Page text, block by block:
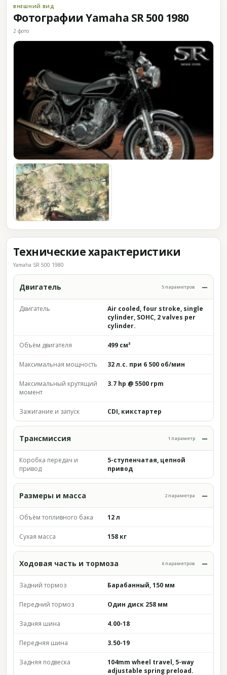
ВНЕШНИЙ ВИД
Фотографии Yamaha SR 500 1980
2 фото
Технические характеристики
Yamaha SR 500 1980
Двигатель 5 параметров
Двигатель
Air cooled, four stroke, single
cylinder, SOHC, 2 valves per
cylinder.
Объём двигателя 499 см³
Максимальная мощность 32 л.с. при 6 500 об/мин
Максимальный крутящий
момент
3.7 hp @ 5500 rpm
Зажигание и запуск CDI, кикстартер
Трансмиссия 1 параметр
Коробка передач и
привод
5-ступенчатая, цепной
привод
Размеры и масса 2 параметра
Объём топливного бака 12 л
Сухая масса 158 кг
Ходовая часть и тормоза 6 параметров
Задний тормоз Барабанный, 150 мм
Передний тормоз Один диск 258 мм
Задняя шина 4.00-18
Передняя шина 3.50-19
Задняя подвеска
104mm wheel travel, 5-way
adjustable spring preload.